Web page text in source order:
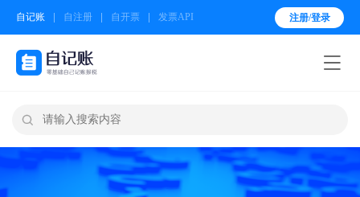
自记账 自注册 自开票 发票API 注册/登录

